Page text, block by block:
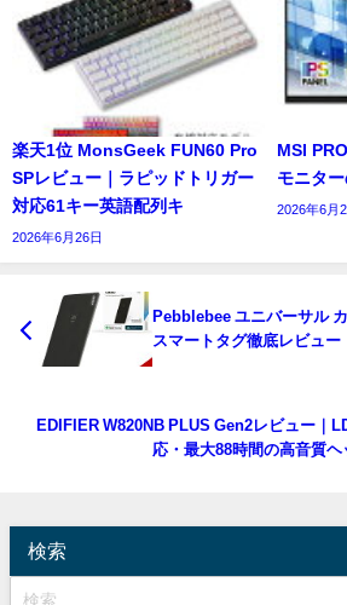
楽天1位 MonsGeek FUN60 Pro
SPレビュー｜ラピッドトリガー
対応61キー英語配列キ
2026年6月26日
MSI
モニタ
2026年6月
Pebblebee ユニバーサル
スマートタグ徹底レビュー
EDIFIER W820NB PLUS Gen2レビュー｜
応・最大88時間の高音質ヘ
検索